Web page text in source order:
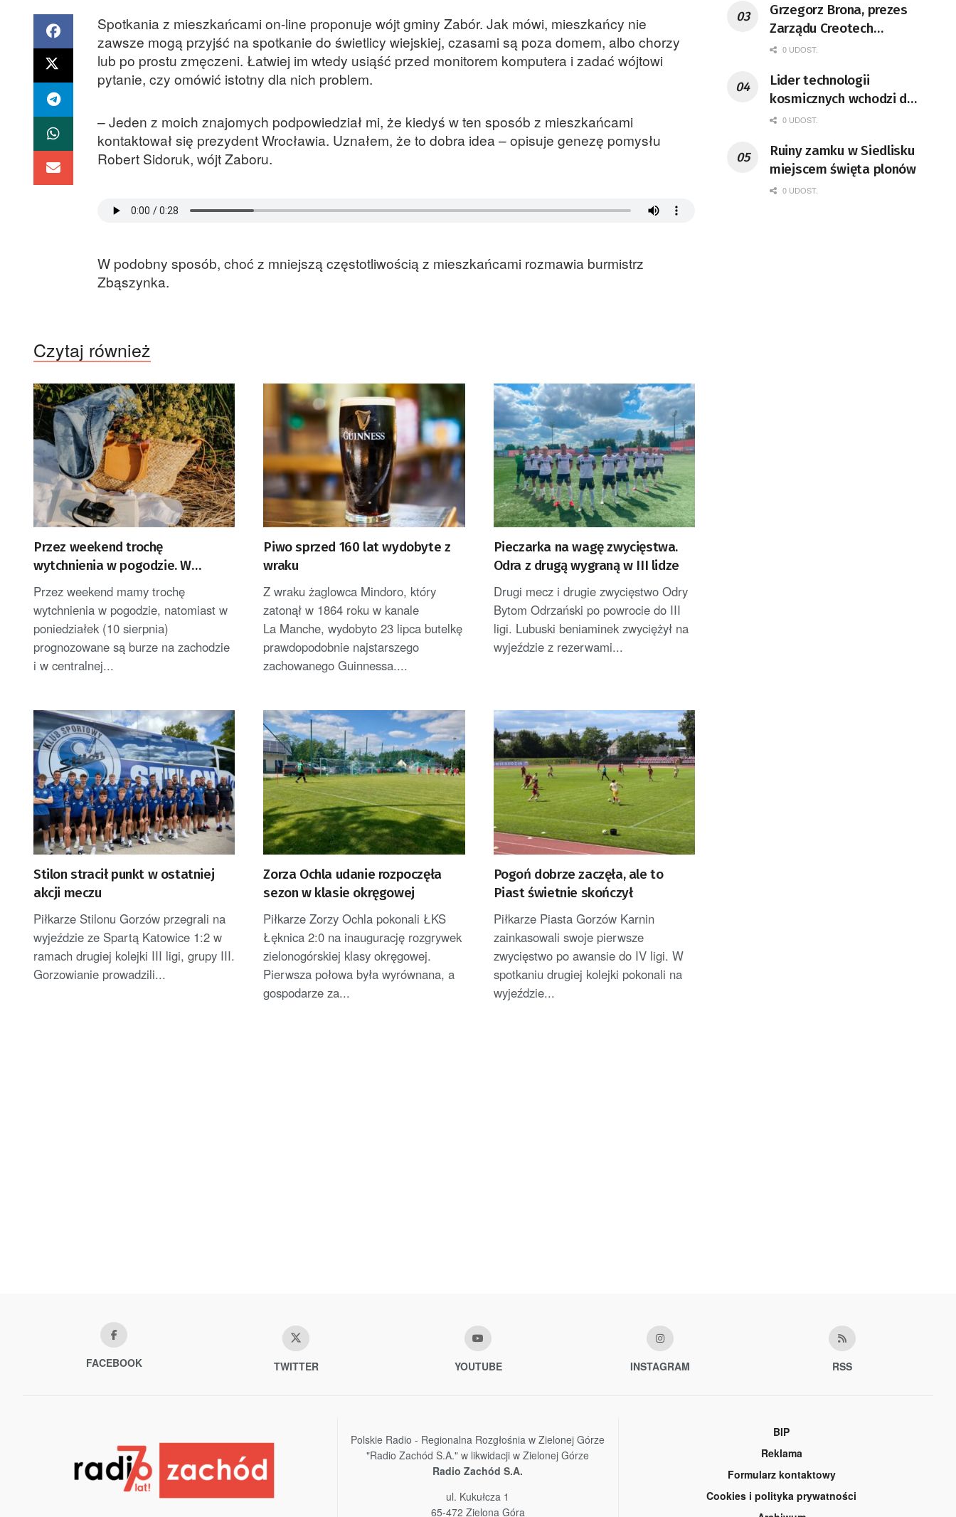
Spotkania z mieszkańcami on-line proponuje wójt gminy Zabór. Jak mówi, mieszkańcy nie
zawsze mogą przyjść na spotkanie do świetlicy wiejskiej, czasami są poza domem, albo chorzy
lub po prostu zmęczeni. Łatwiej im wtedy usiąść przed monitorem komputera i zadać wójtowi
pytanie, czy omówić istotny dla nich problem.
– Jeden z moich znajomych podpowiedział mi, że kiedyś w ten sposób z mieszkańcami
kontaktował się prezydent Wrocławia. Uznałem, że to dobra idea – opisuje genezę pomysłu
Robert Sidoruk, wójt Zaboru.
W podobny sposób, choć z mniejszą częstotliwością z mieszkańcami rozmawia burmistrz
Zbąszynka.
Czytaj również
Przez weekend trochę
wytchnienia w pogodzie. W
poniedziałek burze i upał
Przez weekend mamy trochę
wytchnienia w pogodzie, natomiast w
poniedziałek (10 sierpnia)
prognozowane są burze na zachodzie
i w centralnej...
Piwo sprzed 160 lat wydobyte z
wraku
Z wraku żaglowca Mindoro, który
zatonął w 1864 roku w kanale
La Manche, wydobyto 23 lipca butelkę
prawdopodobnie najstarszego
zachowanego Guinnessa....
Pieczarka na wagę zwycięstwa.
Odra z drugą wygraną w III lidze
Drugi mecz i drugie zwycięstwo Odry
Bytom Odrzański po powrocie do III
ligi. Lubuski beniaminek zwyciężył na
wyjeździe z rezerwami...
Stilon stracił punkt w ostatniej
akcji meczu
Piłkarze Stilonu Gorzów przegrali na
wyjeździe ze Spartą Katowice 1:2 w
ramach drugiej kolejki III ligi, grupy III.
Gorzowianie prowadzili...
Zorza Ochla udanie rozpoczęła
sezon w klasie okręgowej
Piłkarze Zorzy Ochla pokonali ŁKS
Łęknica 2:0 na inaugurację rozgrywek
zielonogórskiej klasy okręgowej.
Pierwsza połowa była wyrównana, a
gospodarze za...
Pogoń dobrze zaczęła, ale to
Piast świetnie skończył
Piłkarze Piasta Gorzów Karnin
zainkasowali swoje pierwsze
zwycięstwo po awansie do IV ligi. W
spotkaniu drugiej kolejki pokonali na
wyjeździe...
Grzegorz Brona, prezes
Zarządu Creotech
Instruments S.A. Fizyk,
pracownik CERN w
Genewie, przedsiębiorca i
nauczyciel akademicki,
fizycznych, koordynator
Rady Sektorowej ds.
Kompetencji Przemysłu
0 UDOST.
Lider technologii
kosmicznych wchodzi do
Lubuskiego
0 UDOST.
Ruiny zamku w Siedlisku
miejscem święta plonów
0 UDOST.
FACEBOOK TWITTER YOUTUBE INSTAGRAM RSS
Polskie Radio - Regionalna Rozgłośnia w Zielonej Górze
"Radio Zachód S.A." w likwidacji w Zielonej Górze
Radio Zachód S.A.
ul. Kukułcza 1
65-472 Zielona Góra
BIP
Reklama
Formularz kontaktowy
Cookies i polityka prywatności